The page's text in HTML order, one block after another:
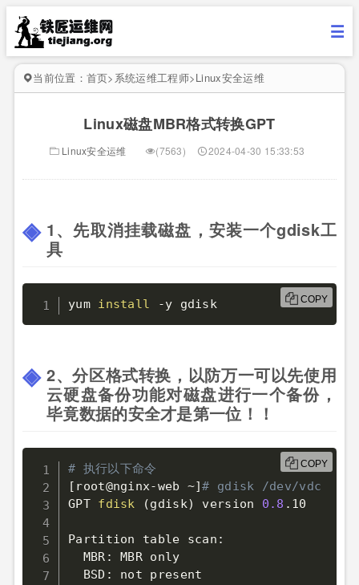
当前位置： 首页> 系统运维工程师>Linux安全运维
Linux磁盘MBR格式转换GPT
Linux安全运维 (7563) 2024-04-30 15:33:53
1、先取消挂载磁盘，安装一个gdisk工
具
yum install COPY
2、分区格式转换，以防万一可以先使用
云硬盘备份功能对磁盘进行一个备份，
毕竟数据的安全才是第一位！！
# 执行以下命令
[ root@nginx-web ~]# gdisk /dev/vdc
GPT fdisk (gdisk) version 0.8 .10
Partition table scan:
  MBR: MBR only
  BSD: not present
COPY